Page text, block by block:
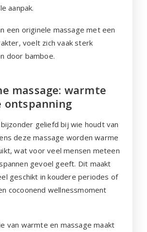
aanpak.
een originele massage met een
voelt zich vaak sterk
door bamboe.
massage: warmte
ontspanning
geliefd bij wie houdt van
deze massage worden warme
wat voor veel mensen meteen
gevoel geeft. Dit maakt
geschikt in koudere periodes of
cocoonend wellnessmoment
van warmte en massage maakt